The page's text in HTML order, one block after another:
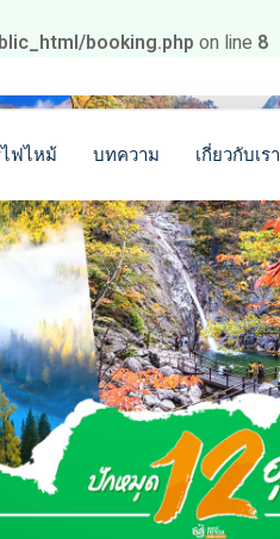
booking.php on line 8
ฟไหม้ บทความ เกี่ยวกับเรา